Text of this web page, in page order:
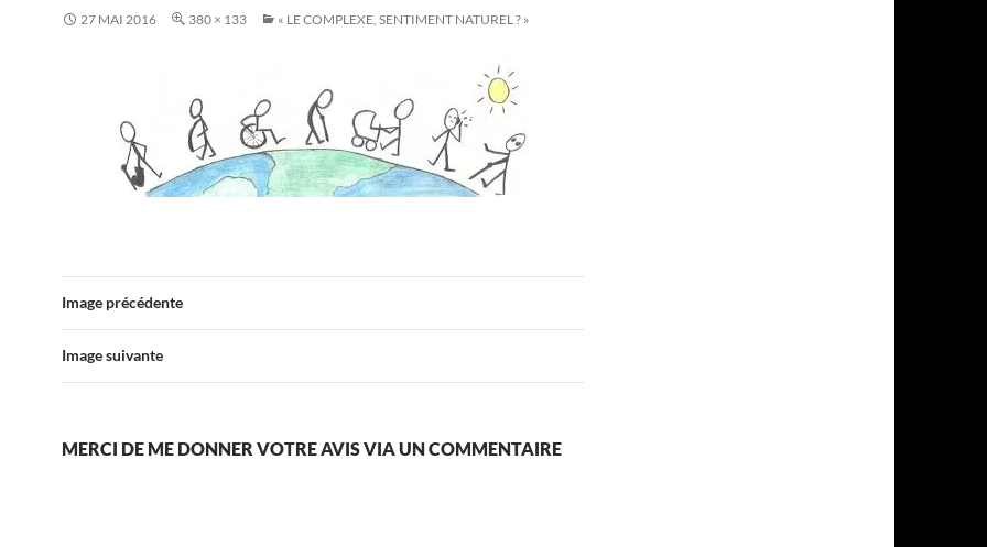
27 MAI 2016 380 × 133 « LE COMPLEXE, SENTIMENT NATUREL ? »
Image précédente
Image suivante
MERCI DE ME DONNER VOTRE AVIS VIA UN COMMENTAIRE